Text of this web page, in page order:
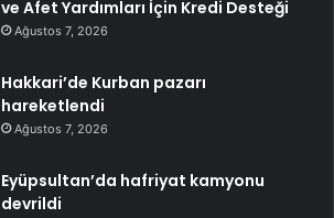
ve Afet Yardımları İçin Kredi Desteği
Ağustos 7, 2026
Hakkari’de Kurban pazarı
hareketlendi
Ağustos 7, 2026
Eyüpsultan’da hafriyat kamyonu
devrildi